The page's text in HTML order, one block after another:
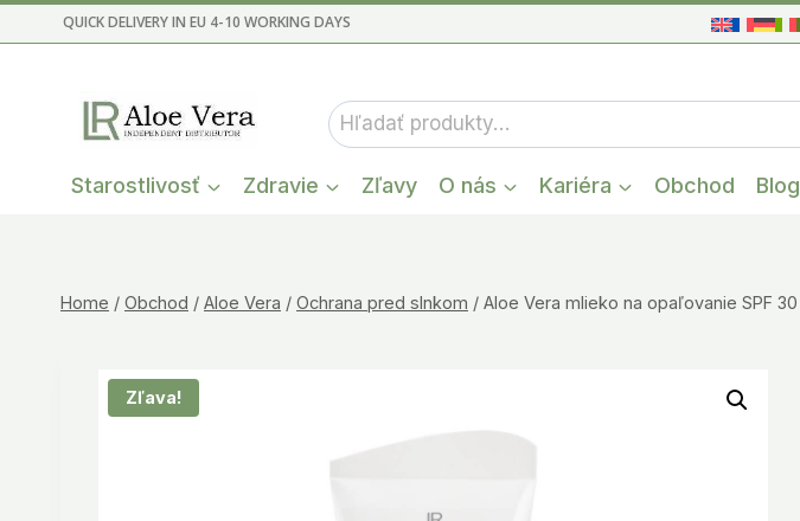
to
QUICK DELIVERY IN EU 4-10 WORKING DAYS
Hľadať:
Starostlivosť Zdravie Zľavy O nás Kariéra Obchod Blog
Home / Obchod / Aloe Vera / Ochrana pred slnkom / Aloe Vera mlieko na opaľovanie SPF 30
Zľava!